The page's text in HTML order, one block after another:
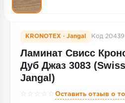
KRONOTEX · Jangal Код 20439
Ламинат Свисс
Дуб Джаз 3083
Jangal)
☆☆☆☆☆ Оставить отзыв о